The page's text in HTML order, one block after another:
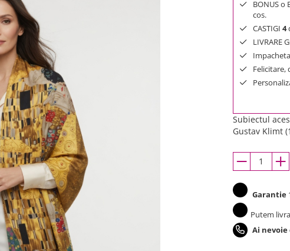
BONUS o
cos.
CASTIGI 4
LIVRARE
Felicitare,
Subiectul
Gustav Klimt
Garantie
Putem
Ai